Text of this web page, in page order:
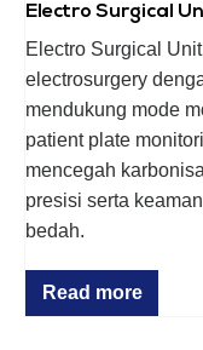
Electro Surgical
Electro Surgical
electrosurgery
mendukung mode
patient plate
mencegah
presisi serta
bedah.
Read more